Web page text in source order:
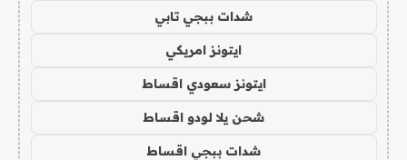
شدات ببجي تابي
ايتونز امريكي
ايتونز سعودي اقساط
شحن يلا لودو اقساط
شدات ببجي اقساط